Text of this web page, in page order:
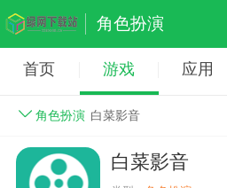
角色扮演
首页 游戏 应用
角色扮演 白菜影音
白菜影音